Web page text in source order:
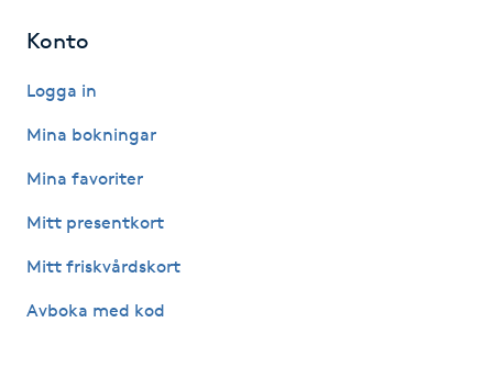
LPG
LPG-behandling
Luggklippning
Konto
Logga in
Mina bokningar
Mina favoriter
Mitt presentkort
Mitt friskvårdskort
Avboka med kod